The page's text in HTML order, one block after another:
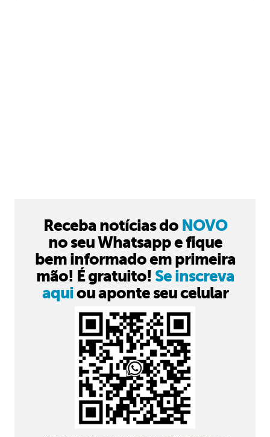
Receba notícias do NOVO
no seu Whatsapp e fique
bem informado em primeira
mão! É gratuito! Se inscreva
aquiou aponte seu celular